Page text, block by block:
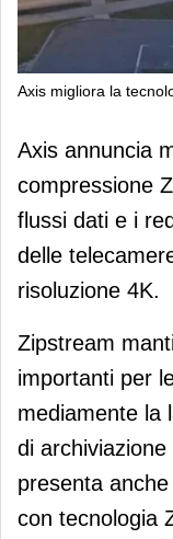
Axis migliora la
Axis
Axis annuncia
compressione
flussi dati e i
delle
risoluzione 4K.
Zipstream
importanti per
mediamente la
di
presenta
con tecnologia